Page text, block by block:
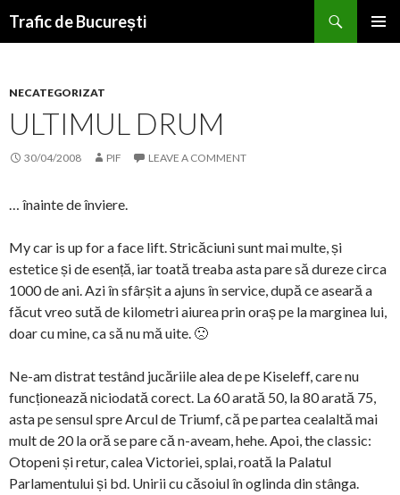
Trafic de București
NECATEGORIZAT
ULTIMUL DRUM
30/04/2008 PIF LEAVE A COMMENT
… înainte de înviere.
My car is up for a face lift. Stricăciuni sunt mai multe, și
estetice și de esență, iar toată treaba asta pare să dureze circa
1000 de ani. Azi în sfârșit a ajuns în service, după ce aseară a
făcut vreo sută de kilometri aiurea prin oraș pe la marginea lui,
doar cu mine, ca să nu mă uite. 🙁
Ne-am distrat testând jucăriile alea de pe Kiseleff, care nu
funcționează niciodată corect. La 60 arată 50, la 80 arată 75,
asta pe sensul spre Arcul de Triumf, că pe partea cealaltă mai
mult de 20 la oră se pare că n-aveam, hehe. Apoi, the classic:
Otopeni și retur, calea Victoriei, splai, roată la Palatul
Parlamentului și bd. Unirii cu căsoiul în oglinda din stânga.